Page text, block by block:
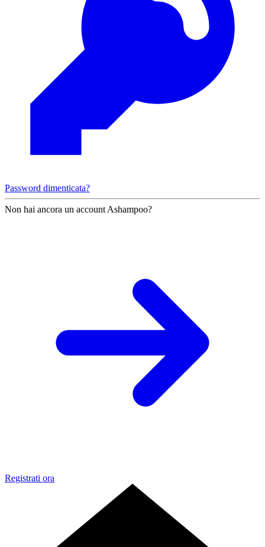
Password dimenticata?
Non hai ancora un account Ashampoo?
Registrati ora